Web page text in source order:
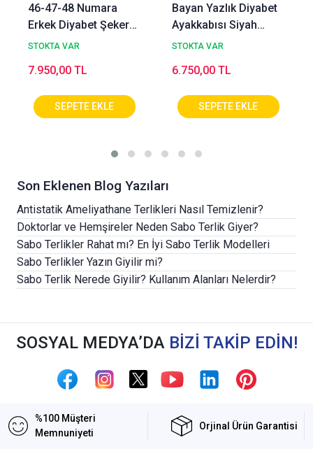
46-47-48 Numara
Erkek Diyabet Şeker
Ayakkabısı - Büyük
STOKTA VAR
7.950,00 TL
Bayan Yazlık Diyabet
Ayakkabısı Siyah
ODY01S
STOKTA VAR
6.750,00 TL
Son Eklenen Blog Yazıları
Antistatik Ameliyathane Terlikleri Nasıl Temizlenir?
Doktorlar ve Hemşireler Neden Sabo Terlik Giyer?
Sabo Terlikler Rahat mı? En İyi Sabo Terlik Modelleri
Sabo Terlikler Yazın Giyilir mi?
Sabo Terlik Nerede Giyilir? Kullanım Alanları Nelerdir?
SOSYAL MEDYA’DA BİZİ TAKİP EDİN!
%100 Müşteri
Memnuniyeti
Orjinal Ürün Garantisi